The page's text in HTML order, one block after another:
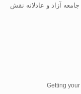
آزاد و عادلانه نقش
Getting your